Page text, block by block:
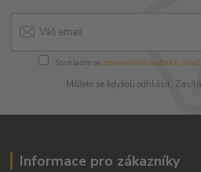
Souhlasím se zpracováním osobních údajů
Můžete se kdykoli odhlásit.
Informace pro zákazníky